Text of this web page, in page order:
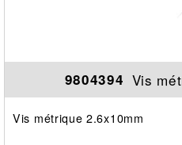
9804394 Vis
Vis métrique 2.6x10mm